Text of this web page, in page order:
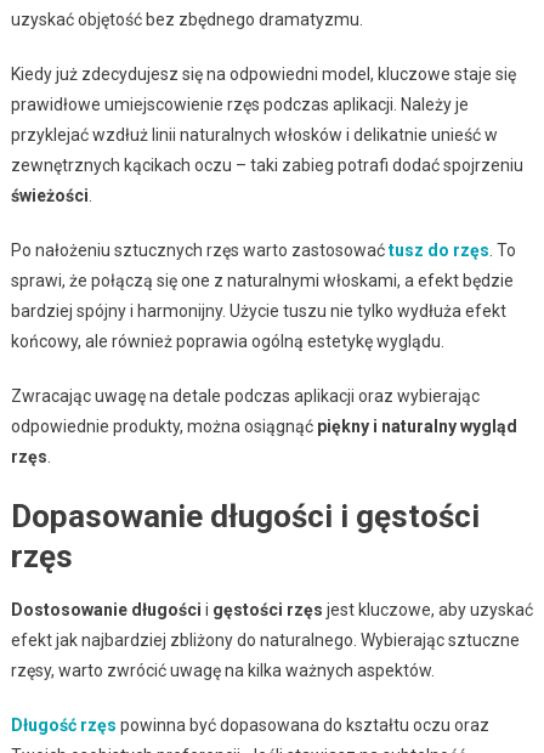
uzyskać objętość bez zbędnego dramatyzmu.
Kiedy już zdecydujesz się na odpowiedni model, kluczowe staje się
prawidłowe umiejscowienie rzęs podczas aplikacji. Należy je
przyklejać wzdłuż linii naturalnych włosków i delikatnie unieść w
zewnętrznych kącikach oczu – taki zabieg potrafi dodać spojrzeniu
świeżości
Po nałożeniu sztucznych rzęs warto zastosowaćtusz do rzęs . To
sprawi, że połączą się one z naturalnymi włoskami, a efekt będzie
bardziej spójny i harmonijny. Użycie tuszu nie tylko wydłuża efekt
końcowy, ale również poprawia ogólną estetykę wyglądu.
Zwracając uwagę na detale podczas aplikacji oraz wybierając
odpowiednie produkty, można osiągnąć piękny i naturalny wygląd
rzęs
Dopasowanie długości i gęstości
rzęs
Dostosowanie długości i gęstości rzęs jest kluczowe, aby uzyskać
efekt jak najbardziej zbliżony do naturalnego. Wybierając sztuczne
rzęsy, warto zwrócić uwagę na kilka ważnych aspektów.
Długość rzęs powinna być dopasowana do kształtu oczu oraz